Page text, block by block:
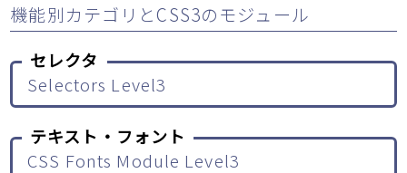
機能別カテゴリとCSS3のモジュール
セレクタ
Selectors Level3
テキスト・フォント
CSS Fonts Module Level3